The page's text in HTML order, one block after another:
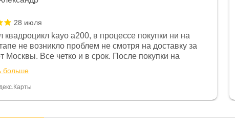
28 июля
квадроцикл kayo a200, в процессе покупки ни на
не возникло проблем не смотря на доставку за
Москвы. Все четко и в срок. После покупки на
всегда был 0, при этом представители магазина
были на связи и в итоге проблема была решена.
это говорит о небезразличии к клиенту после
больше